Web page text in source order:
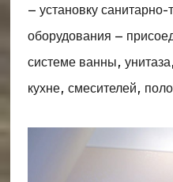
– установку санитарно-
оборудования –
системе ванны,
кухне, смесителей,